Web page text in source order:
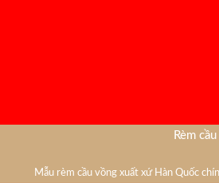
Rèm
Mẫu rèm cầu vồng xuất xứ Hàn Quốc